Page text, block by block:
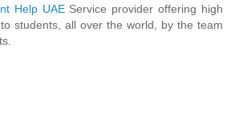
Help UAEService provider offering high
students, all over the world, by the team